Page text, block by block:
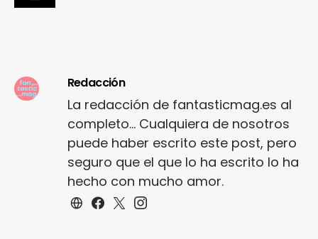
Redacción
La redacción de fantasticmag.es al
completo... Cualquiera de nosotros
puede haber escrito este post, pero
seguro que el que lo ha escrito lo ha
hecho con mucho amor.